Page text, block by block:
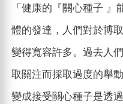
「健康的『關心種子
體的發達，人們對於博
變得寬容許多。過去人
取關注而採取過度的舉
變成接受關心種子是透